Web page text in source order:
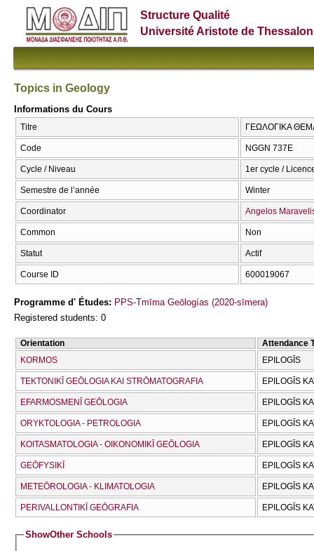
Structure Qualité
Université Aristote de
Topics in Geology
Informations du Cours
Titre ΓΕΩΛΟΓΙΚΑ
Code NGGN 737Ε
Cycle / Niveau 1er cycle /
Semestre de l’année Winter
Coordinator Angelos
Common Non
Statut Actif
Course ID 600019067
Programme d' Études: PPS-Tmīma Geōlogías (2020-sīmera)
Registered students: 0
Orientation
Attendance
KORMOS
EPILOGĪS
TEKTONIKĪ GEŌLOGIA KAI STRŌMATOGRAFIA EPILOGĪS
EFARMOSMENĪ GEŌLOGIA EPILOGĪS
ORYKTOLOGIA - PETROLOGIA EPILOGĪS
KOITASMATOLOGIA - OIKONOMIKĪ GEŌLOGIA EPILOGĪS
GEŌFYSIKĪ EPILOGĪS
METEŌROLOGIA - KLIMATOLOGIA EPILOGĪS
PERIVALLONTIKĪ GEŌGRAFIA EPILOGĪS
ShowOther Schools